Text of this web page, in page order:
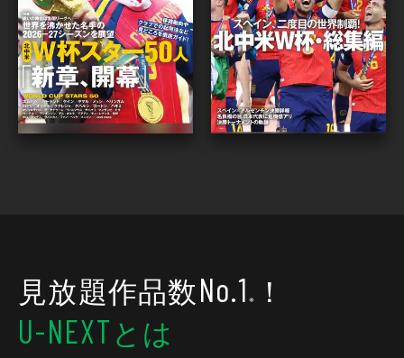
見放題作品数No.1 ※ ！
U-NEXTとは